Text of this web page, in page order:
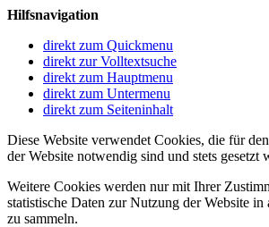
Hilfsnavigation
direkt zum Quickmenu
direkt zur Volltextsuche
direkt zum Hauptmenu
direkt zum Untermenu
direkt zum Seiteninhalt
Diese Website verwendet Cookies, die für
der Website notwendig sind und stets gesetzt
Weitere Cookies werden nur mit Ihrer
statistische Daten zur Nutzung der Website
zu sammeln.